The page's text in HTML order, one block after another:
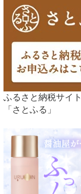
ふるさと納税サイト
「さとふる」